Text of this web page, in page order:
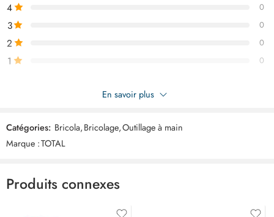
4 0
3 0
2 0
1 0
Soyez le premier à donner votre avis sur “TOTAL brosse torsade
TAC32051”
Commentaires
Il n'y a pas encore de critiques.
En savoir plus
Catégories: Bricola,Bricolage,Outillage à main
Marque :TOTAL
Produits connexes